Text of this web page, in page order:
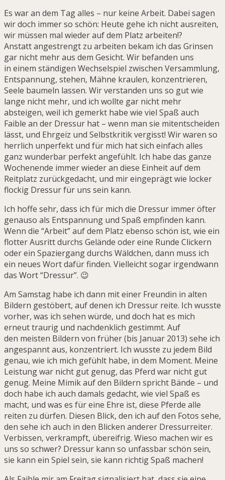
Es war an dem Tag alles – nur keine Arbeit. Dabei sagen
wir doch immer so schön: Heute gehe ich nicht ausreiten,
wir müssen mal wieder auf dem Platz arbeiten!?
Anstatt angestrengt zu arbeiten bekam ich das Grinsen
gar nicht mehr aus dem Gesicht. Wir befanden uns
in einem ständigen Wechselspiel zwischen Versammlung,
Entspannung, stehen, Mähne kraulen, konzentrieren,
Seele baumeln lassen. Wir verstanden uns so gut wie
lange nicht mehr, und ich wollte gar nicht mehr
absteigen, weil ich gemerkt habe wie viel Spaß auch
Faible an der Dressur hat – wenn man sie mitentscheiden
lässt, und Ehrgeiz und Selbstkritik vergisst! Wir waren so
herrlich unperfekt und für mich hat sich einfach alles
ganz wunderbar perfekt angefühlt. Ich habe das ganze
Wochenende immer wieder an diese Einheit auf dem
Reitplatz zurückgedacht, und mir eingeprägt wie locker
flockig Dressur für uns sein kann.
Ich hoffe sehr, dass ich für mich die Dressur immer öfter
genauso als Entspannung und Spaß empfinden kann.
Wenn die “Arbeit” auf dem Platz ebenso schön ist, wie ein
flotter Ausritt durchs Gelände oder eine Runde Clickern
oder ein Spaziergang durchs Wäldchen, dann muss ich
ein neues Wort dafür finden. Vielleicht sogar irgendwann
das Wort “Dressur”. 😉
Am Samstag habe ich dann mit einer Freundin in alten
Bildern gestöbert, auf denen ich Dressur reite. Ich wusste
vorher, was ich sehen würde, und doch hat es mich
erneut traurig und nachdenklich gestimmt. Auf
den meisten Bildern von früher (bis Januar 2013) sehe ich
angespannt aus, konzentriert. Ich wusste zu jedem Bild
genau, wie ich mich gefühlt habe, in dem Moment. Meine
Leistung war nicht gut genug, das Pferd war nicht gut
genug. Meine Mimik auf den Bildern spricht Bände – und
doch habe ich auch damals gedacht, wie viel Spaß es
macht, und was es für eine Ehre ist, diese Pferde alle
reiten zu dürfen. Diesen Blick, den ich auf den Fotos sehe,
den sehe ich auch in den Blicken anderer Dressurreiter.
Verbissen, verkrampft, übereifrig. Wieso machen wir es
uns so schwer? Dressur kann so unfassbar schön sein,
sie kann ein Spiel sein, sie kann richtig Spaß machen!